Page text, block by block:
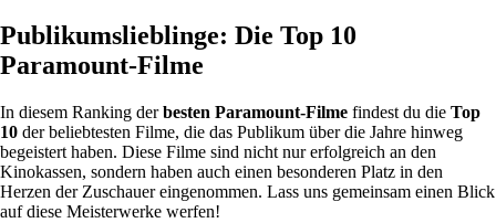
Publikumslieblinge: Die Top 10
Paramount-Filme
In diesem Ranking derbesten Paramount-Filme findest du die Top
10 der beliebtesten Filme, die das Publikum über die Jahre hinweg
begeistert haben. Diese Filme sind nicht nur erfolgreich an den
Kinokassen, sondern haben auch einen besonderen Platz in den
Herzen der Zuschauer eingenommen. Lass uns gemeinsam einen Blick
auf diese Meisterwerke werfen!